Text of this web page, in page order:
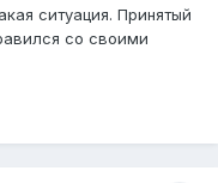
ситуация. Принятый
со своими
от отдела кадров
было отправлено